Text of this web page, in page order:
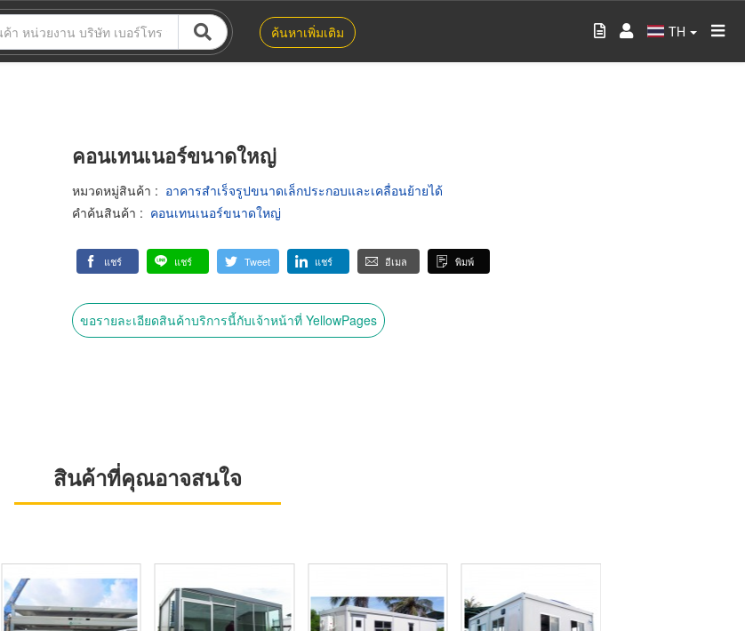
ค้นหาเพิ่มเติม TH
คอนเทนเนอร์ขนาดใหญ่
หมวดหมู่สินค้า : อาคารสำเร็จรูปขนาดเล็กประกอบและเคลื่อนย้ายได้
คำค้นสินค้า : คอนเทนเนอร์ขนาดใหญ่
แชร์ แชร์ Tweet แชร์ อีเมล พิมพ์
ขอรายละเอียดสินค้าบริการนี้กับเจ้าหน้าที่ YellowPages
สินค้าที่คุณอาจสนใจ